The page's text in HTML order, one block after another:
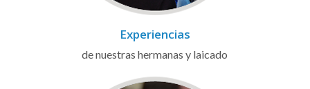
Experiencias
de nuestras hermanas y laicado